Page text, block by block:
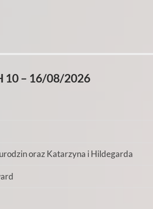
10 – 16/08/2026
oraz Katarzyna i Hildegarda